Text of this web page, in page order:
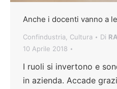
Anche i docenti vanno a
Confindustria Cultura Di
10 Aprile 2018
I ruoli si invertono e
in azienda. Accade